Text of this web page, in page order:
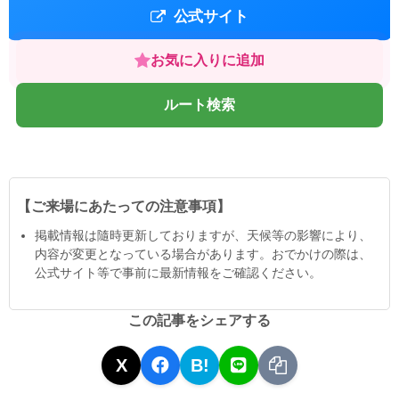
公式サイト
お気に入りに追加
ルート検索
【ご来場にあたっての注意事項】
掲載情報は隨時更新しておりますが、天候等の影響により、
内容が変更となっている場合があります。おでかけの際は、
公式サイト等で事前に最新情報をご確認ください。
この記事をシェアする
X B!